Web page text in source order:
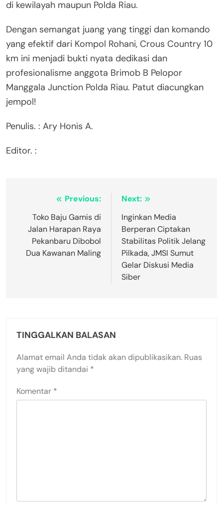
di kewilayah maupun Polda Riau.
Dengan semangat juang yang tinggi dan komando
yang efektif dari Kompol Rohani, Crous Country 10
km ini menjadi bukti nyata dedikasi dan
profesionalisme anggota Brimob B Pelopor
Manggala Junction Polda Riau. Patut diacungkan
jempol!
Penulis. : Ary Honis A.
Editor. :
Navigasi
pos
Previous:
Toko Baju Gamis di
Jalan Harapan Raya
Pekanbaru Dibobol
Dua Kawanan Maling
Next:
Inginkan Media
Berperan Ciptakan
Stabilitas Politik Jelang
Pilkada, JMSI Sumut
Gelar Diskusi Media
Siber
TINGGALKAN BALASAN
Alamat email Anda tidak akan dipublikasikan. Ruas
yang wajib ditandai *
Komentar *